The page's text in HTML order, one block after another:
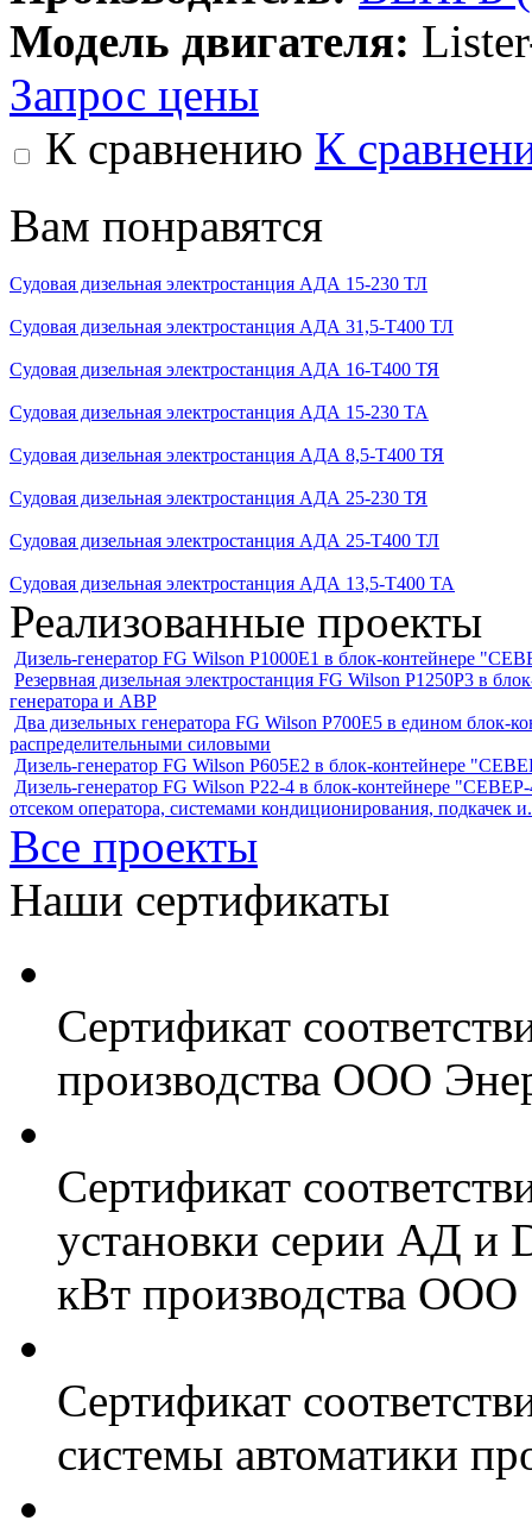
Модель двигателя:
Запрос цены
К сравнению К
Вам понравятся
Судовая дизельная электростанция АДА 15-230 ТЛ
Судовая дизельная электростанция АДА 31,5-Т400 ТЛ
Судовая дизельная электростанция АДА 16-Т400 ТЯ
Судовая дизельная электростанция АДА 15-230 ТА
Судовая дизельная электростанция АДА 8,5-Т400 ТЯ
Судовая дизельная электростанция АДА 25-230 ТЯ
Судовая дизельная электростанция АДА 25-Т400 ТЛ
Судовая дизельная электростанция АДА 13,5-Т400 ТА
Реализованные проекты
Дизель-генератор FG Wilson P1000E1 в блок-контейнере
Резервная дизельная электростанция FG Wilson P1250Р3 в
генератора и АВР
Два дизельных генератора FG Wilson P700E5 в едином
распределительными силовыми
Дизель-генератор FG Wilson P605Е2 в блок-контейнере
Дизель-генератор FG Wilson P22-4 в блок-контейнере
отсеком оператора, системами кондиционирования, подкачек
Все проекты
Наши сертификаты
Сертификат
производства ООО
Сертификат
установки серии АД и
кВт производства ООО
Сертификат
системы автоматики